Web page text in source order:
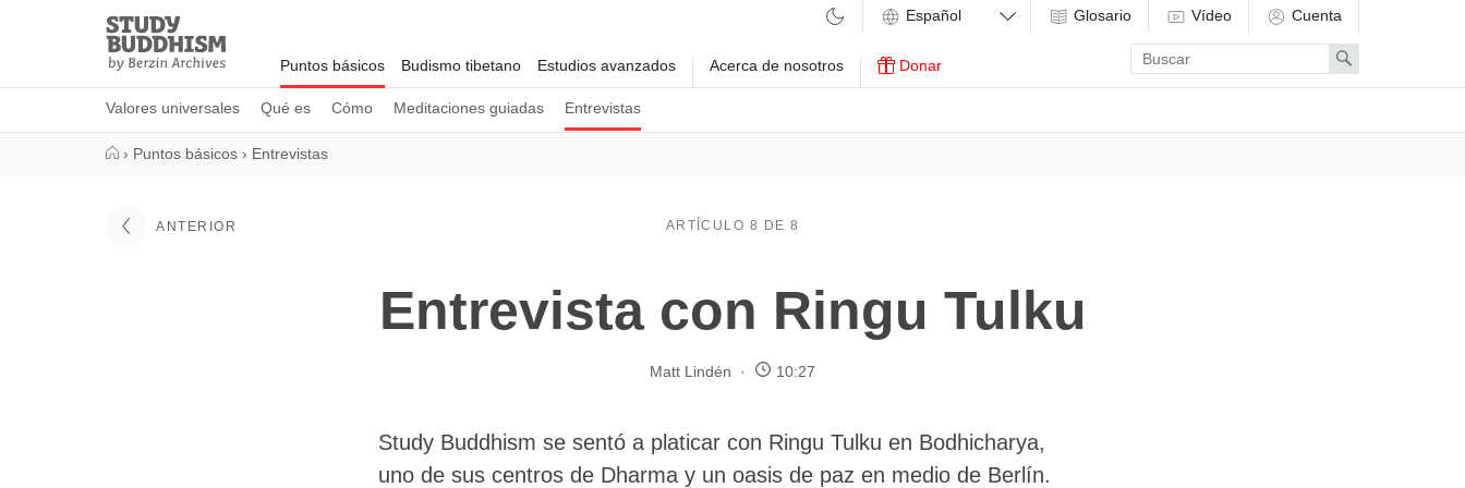
Study
Buddhism
Home
Puntos básicos
Valores universales Qué es Cómo Meditaciones guiadas Entrevistas
Budismo tibetano Estudios avanzados Acerca de nosotros Donar
Glosario Vídeo Cuenta
Enter
search
term
Search
› Puntos básicos › Entrevistas
ANTERIOR ARTÍCULO 8 DE 8
Entrevista con Ringu Tulku
Matt Lindén 10:27
Study Buddhism se sentó a platicar con Ringu Tulku en Bodhicharya,
uno de sus centros de Dharma y un oasis de paz en medio de Berlín.